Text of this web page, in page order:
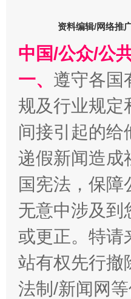
在谋一域中谋全
习近平的博鳌关
资料编辑/网络推
中国/公众/公
一、 遵守各国
规及行业规定
间接引起的给
递假新闻造成
国宪法，保
无意中涉及到
或更正。特请
站有权先行撤
法制/新闻网